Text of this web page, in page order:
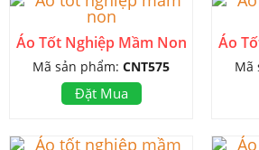
Áo Tốt Nghiệp Mầm Non
Mã sản phẩm: CNT575
Đặt Mua
Áo
Mã